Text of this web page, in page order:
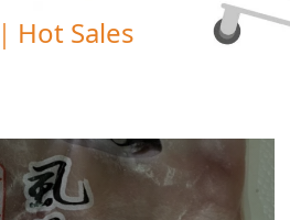
｜ Hot Sales